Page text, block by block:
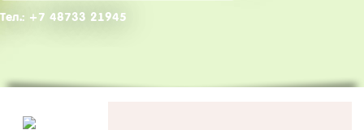
Тел.: +7 48733 21945